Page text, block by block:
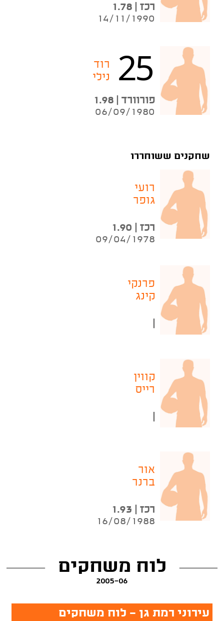
רכז | 1.78
14/11/1990
25
רוד
נילי
פורוורד | 1.98
06/09/1980
שחקנים ששוחררו
רועי
גופר
רכז | 1.90
09/04/1978
פרנקי
קינג
קווין
רייס
אור
ברנר
רכז | 1.93
16/08/1988
לוח משחקים
2005-06
עירוני רמת גן - לוח משחקים